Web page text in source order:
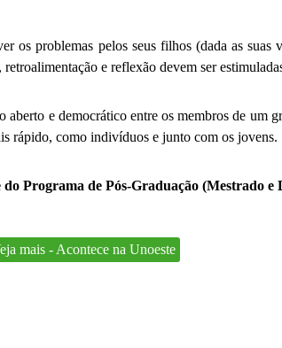
os problemas pelos seus filhos (dada as
e reflexão devem ser
e democrático entre os membros de um
rápido, como indivíduos e junto com os jovens.
Programa de Pós-Graduação (Mestrado e
mais - Acontece na Unoeste